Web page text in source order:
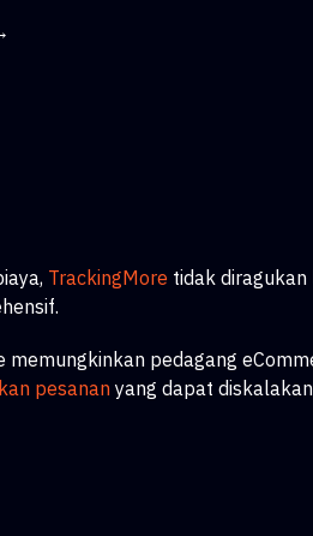
TrackingMore tidak
pedagang
pesanan yang dapat diskalakan